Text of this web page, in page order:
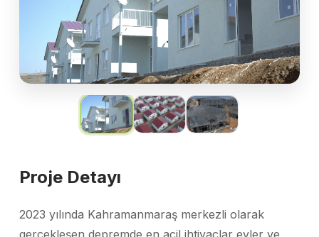
Proje Detayı
2023 yılında Kahramanmaraş merkezli olarak